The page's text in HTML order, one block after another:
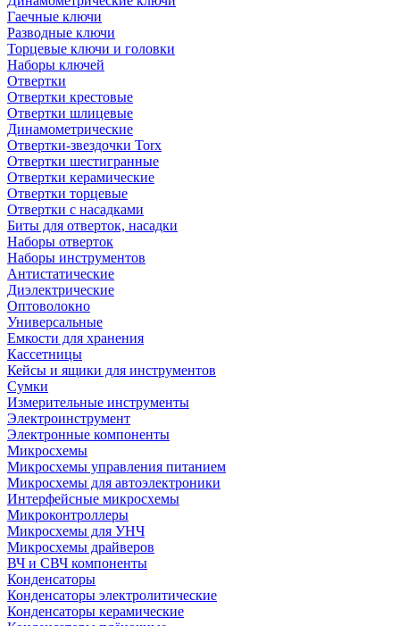
Гаечные ключи
Разводные ключи
Торцевые ключи и головки
Наборы ключей
Отвертки
Отвертки крестовые
Отвертки шлицевые
Динамометрические
Отвертки-звездочки Torx
Отвертки шестигранные
Отвертки керамические
Отвертки торцевые
Отвертки с насадками
Биты для отверток, насадки
Наборы отверток
Наборы инструментов
Антистатические
Диэлектрические
Оптоволокно
Универсальные
Емкости для хранения
Кассетницы
Кейсы и ящики для инструментов
Сумки
Измерительные инструменты
Электроинструмент
Электронные компоненты
Микросхемы
Микросхемы управления питанием
Микросхемы для автоэлектроники
Интерфейсные микросхемы
Микроконтроллеры
Микросхемы для УНЧ
Микросхемы драйверов
ВЧ и СВЧ компоненты
Конденсаторы
Конденсаторы электролитические
Конденсаторы керамические